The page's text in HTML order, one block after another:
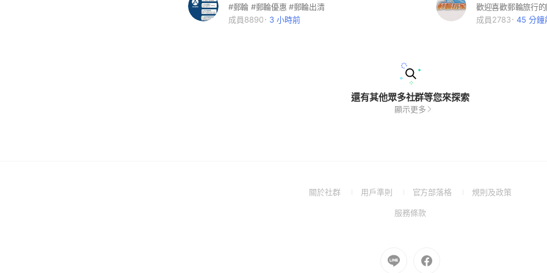
#郵輪 #郵輪優惠 #郵輪出清
成員8890
3 小時前
成員2783
45 分鐘
還有其他眾多社群等您來探索
顯示更多
關於社群
(Open用戶準則
(Open
a
官方部落格
(Open規則及政策(Open
服務條款(Open
window)
Go
to
Go
to